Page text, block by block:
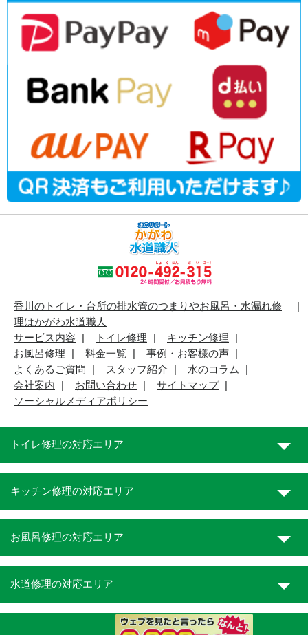
香川のトイレ・台所の排水管のつまりやお風呂・水漏れ修
理はかがわ水道職人
サービス内容
トイレ修理
キッチン修理
お風呂修理
料金一覧
事例・お客様の声
よくあるご質問
スタッフ紹介
水のコラム
会社案内
お問い合わせ
サイトマップ
ソーシャルメディアポリシー
トイレ修理の対応エリア
キッチン修理の対応エリア
お風呂修理の対応エリア
水道修理の対応エリア